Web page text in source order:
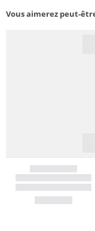
Vous aimerez peut-